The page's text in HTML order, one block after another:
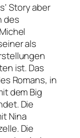
Story aber
des
als
ist. Das
Romans, in
dem Big
Die
Nina
Die